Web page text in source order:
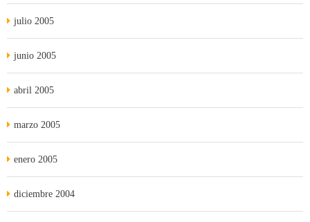
julio 2005
junio 2005
abril 2005
marzo 2005
enero 2005
diciembre 2004